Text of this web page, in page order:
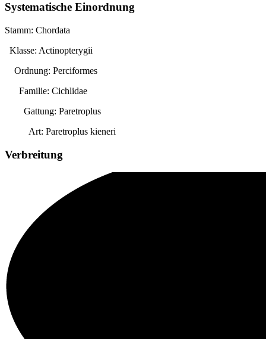
Systematische Einordnung
Stamm: Chordata
Klasse: Actinopterygii
Ordnung: Perciformes
Familie: Cichlidae
Gattung: Paretroplus
Art: Paretroplus kieneri
Verbreitung